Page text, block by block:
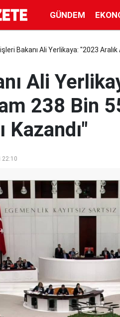
GÜNDEM
Bakanı Ali Yerlikaya: "2023
Ali
238 Bin
Kazandı"
22:10